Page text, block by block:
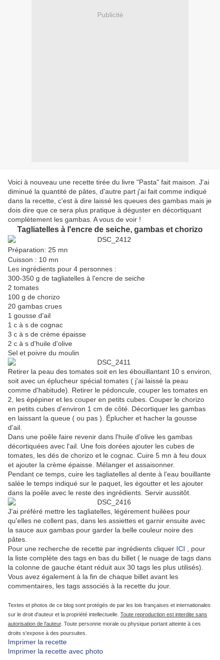
Publicité
Voici à nouveau une recette tirée du livre "Pasta" fait maison. J'ai
diminué la quantité de pâtes, d'autre part j'ai fait comme indiqué
dans la recette, c'est à dire laissé les queues des gambas mais je
dois dire que ce sera plus pratique à déguster en décortiquant
complètement les gambas. A vous de voir !
Tagliatelles à l'encre de seiche, gambas et chorizo
Préparation: 25 mn
Cuisson : 10 mn
Les ingrédients pour 4 personnes :
300-350 g de tagliatelles à l'encre de seiche
2 tomates
100 g de chorizo
20 gambas crues
1 gousse d'ail
1 c à s de cognac
3 c à s de crème épaisse
2 c à s d'huile d'olive
Sel et poivre du moulin
Retirer la peau des tomates soit en les ébouillantant 10 s environ,
soit avec un éplucheur spécial tomates ( j'ai laissé la peau
comme d'habitude). Retirer le pédoncule, couper les tomates en
2, les épépiner et les couper en petits cubes. Couper le chorizo
en petits cubes d'environ 1 cm de côté. Décortiquer les gambas
en laissant la queue ( ou pas ). Éplucher et hacher la gousse
d'ail.
Dans une poêle faire revenir dans l'huile d'olive les gambas
décortiquées avec l'ail. Une fois dorées ajouter les cubes de
tomates, les dés de chorizo et le cognac. Cuire 5 mn à feu doux
et ajouter la crème épaisse. Mélanger et assaisonner.
Pendant ce temps, cuire les tagliatelles al dente à l'eau bouillante
salée le temps indiqué sur le paquet, les égoutter et les ajouter
dans la poêle avec le reste des ingrédients. Servir aussitôt.
J'ai préféré mettre les tagliatelles, légérement huilées pour
qu'elles ne collent pas, dans les assiettes et garnir ensuite avec
la sauce aux gambas pour garder la belle couleur noire des
pâtes.
Pour une recherche de recette par ingrédients cliquer ICI , pour
la liste complète des tags en bas du billet ( le nuage de tags dans
la colonne de gauche étant réduit aux 30 tags les plus utilisés).
Vous avez également à la fin de chaque billet avant les
commentaires, les tags associés à la recette du jour.
Textes et photos de ce blog sont protégés de par les lois françaises et internationales
sur le droit d'auteur et la propriété intellectuelle. Toute reproduction est interdite sans
autorisation de l'auteur. Toute personne morale ou physique portant atteinte à ces
droits s'expose à des poursuites.
Imprimer la recette
Imprimer la recette avec photo